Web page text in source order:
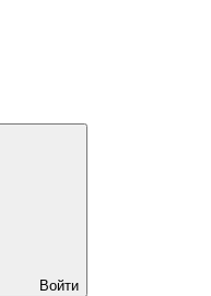
Войти